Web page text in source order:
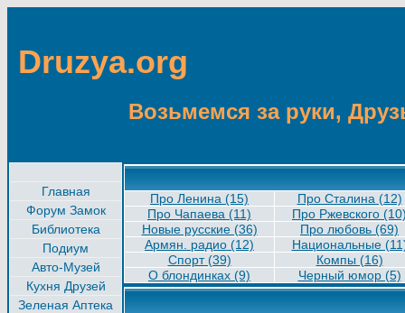
Druzya.org
Возьмемся за руки,
Главная
Форум Замок
Библиотека
Подиум
Авто-Музей
Кухня Друзей
Зеленая Аптека
Про Ленина (15)
Про Сталина (12)
Про Чапаева (11)
Прo Ржевскoго
Новые русские (36)
Про любовь (69)
Армян. радио (12)
Национальные
Спорт (39)
Компы (16)
О блондинках (9)
Черный юмор (5)